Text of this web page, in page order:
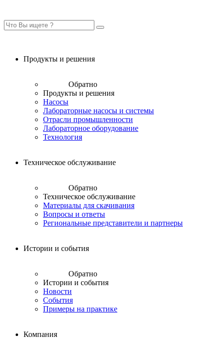
Продукты и решения
Обратно
Продукты и решения
Насосы
Лабораторные насосы и системы
Отрасли промышленности
Лабораторное оборудование
Технология
Техническое обслуживание
Обратно
Техническое обслуживание
Материалы для скачивания
Вопросы и ответы
Региональные представители и партнеры
Истории и события
Обратно
Истории и события
Новости
События
Примеры на практике
Компания